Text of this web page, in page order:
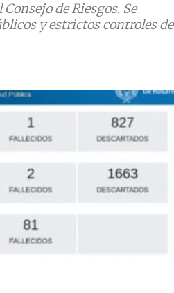
de Riesgos. Se
y estrictos controles de